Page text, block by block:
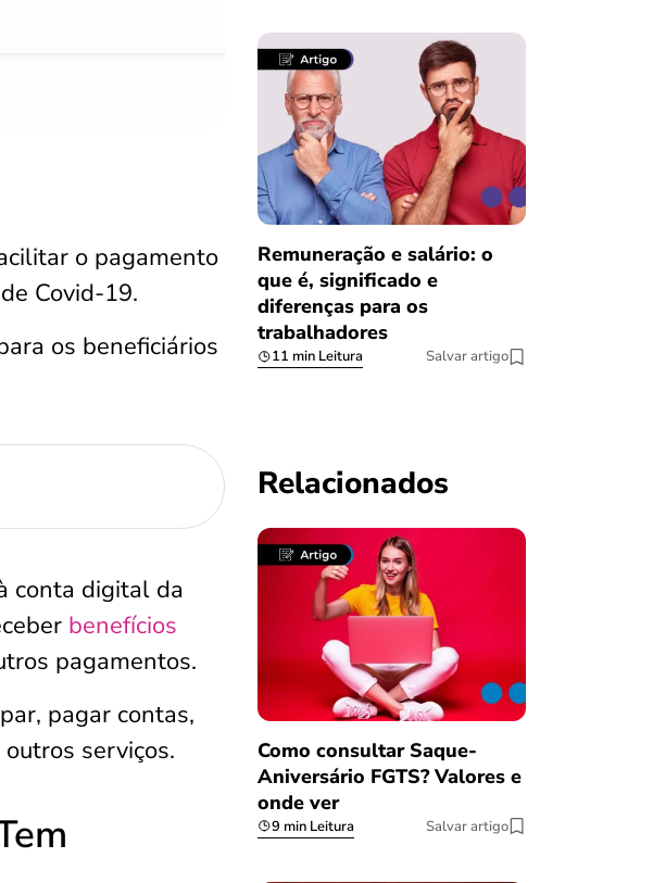
o pagamento
Covid-19.
os beneficiários
conta digital da
benefícios
pagamentos.
pagar contas,
serviços.
Remuneração e salário: o
que é, significado e
diferenças para os
trabalhadores
11 min Leitura Salvar artigo
Relacionados
Como consultar Saque-
Aniversário FGTS? Valores e
onde ver
9 min Leitura Salvar artigo